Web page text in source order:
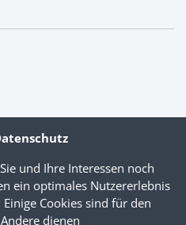
und Ihre Interessen noch
ein optimales Nutzererlebnis
Cookies sind für den
dienen